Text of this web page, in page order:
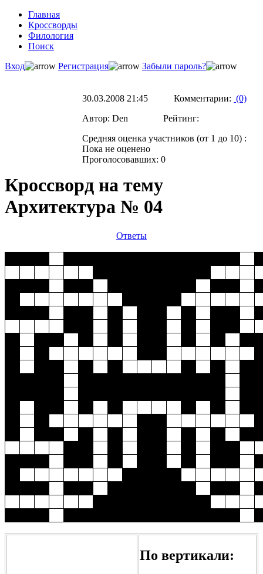
Главная
Кроссворды
Филология
Поиск
Вход
Регистрация Забыли пароль?
30.03.2008 21:45 Комментарии: (0)
Автор: Den Рейтинг:
Средняя оценка участников (от 1 до 10) :
Пока не оценено
Проголосовавших: 0
Кроссворд на тему
Архитектура № 04
Ответы
По вертикали: